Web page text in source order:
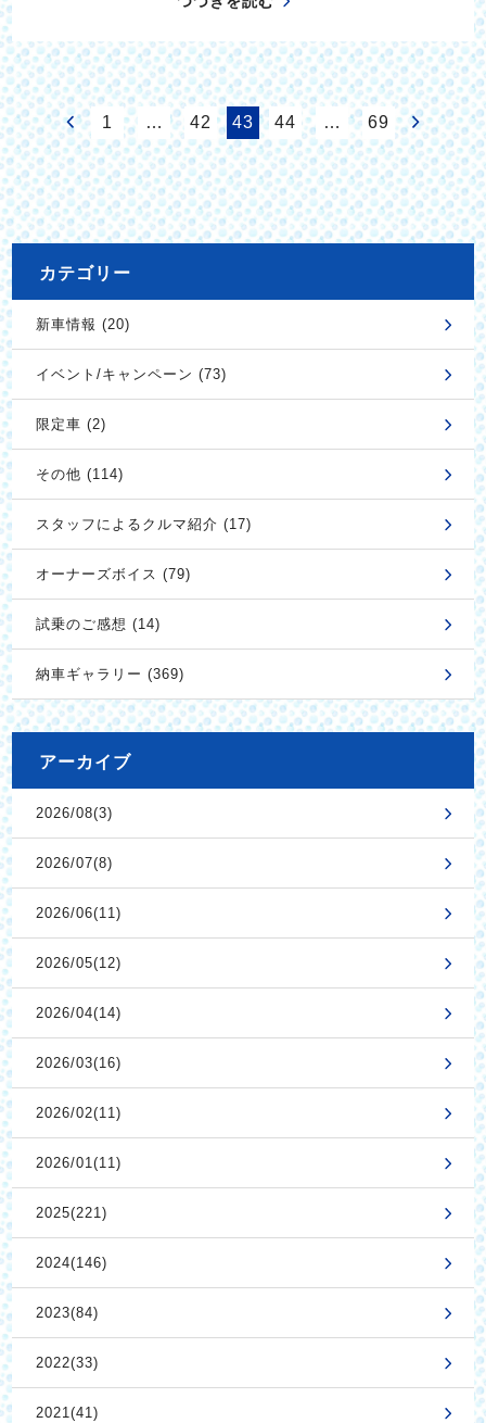
1 … 42 43 44 … 69
カテゴリー
新車情報 (20)
イベント/キャンペーン (73)
限定車 (2)
その他 (114)
スタッフによるクルマ紹介 (17)
オーナーズボイス (79)
試乗のご感想 (14)
納車ギャラリー (369)
アーカイブ
2026/08(3)
2026/07(8)
2026/06(11)
2026/05(12)
2026/04(14)
2026/03(16)
2026/02(11)
2026/01(11)
2025(221)
2024(146)
2023(84)
2022(33)
2021(41)